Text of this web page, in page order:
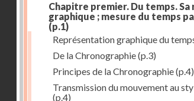
Chapitre premier. Du temps.
graphique ; mesure du temps
(p.1)
Représentation graphique du
De la Chronographie(p.3)
Principes de la Chronographie(p.4)
Transmission du mouvement au
(p.4)